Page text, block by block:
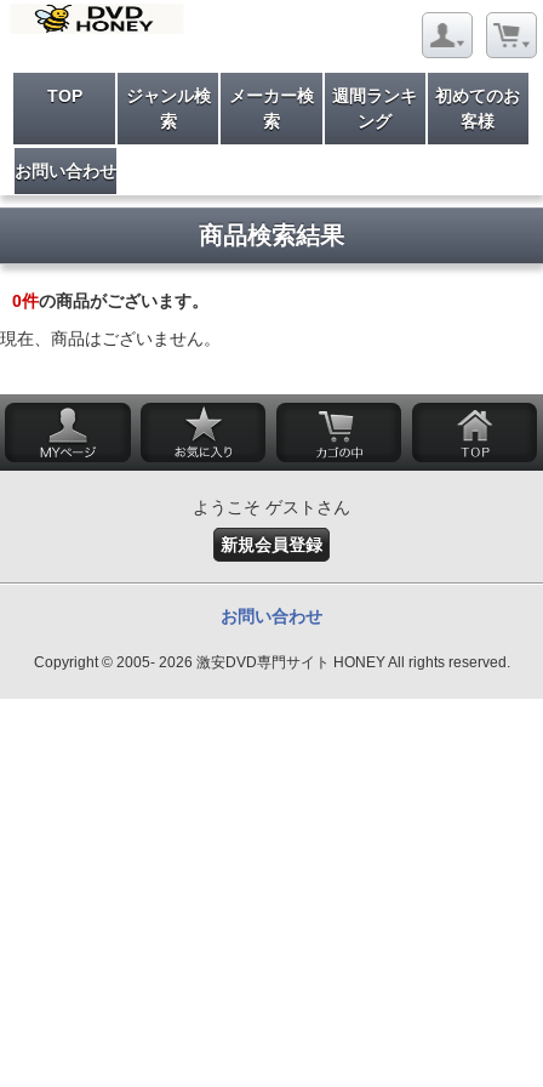
TOP
ジャンル検
索
メーカー検
索
週間ランキ
ング
初めてのお
客様
お問い合わせ
商品検索結果
0件の商品がございます。
現在、商品はございません。
ようこそ ゲストさん
新規会員登録
お問い合わせ
Copyright © 2005- 2026 激安DVD専門サイト HONEY All rights reserved.